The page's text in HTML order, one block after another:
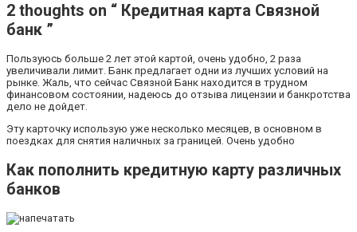
2 thoughts on “ Кредитная карта Связной
банк ”
Пользуюсь больше 2 лет этой картой, очень удобно, 2 раза
увеличивали лимит. Банк предлагает одни из лучших условий на
рынке. Жаль, что сейчас Связной Банк находится в трудном
финансовом состоянии, надеюсь до отзыва лицензии и банкротства
дело не дойдет.
Эту карточку использую уже несколько месяцев, в основном в
поездках для снятия наличных за границей. Очень удобно
​Как пополнить кредитную карту различных
банков